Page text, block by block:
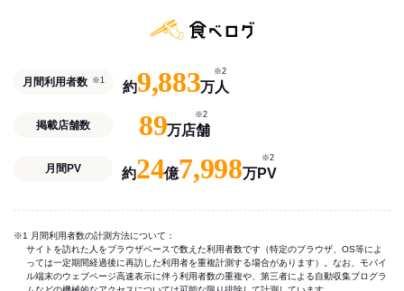
月間利用者数 ※1 約9,883万人
※2
掲載店舗数 89万店舗
※2
月間PV 約24億7,998万PV
※2
※1 月間利用者数の計測方法について：
サイトを訪れた人をブラウザベースで数えた利用者数です（特定のブラウザ、OS等によ
っては一定期間経過後に再訪した利用者を重複計測する場合があります）。なお、モバイ
ル端末のウェブページ高速表示に伴う利用者数の重複や、第三者による自動収集プログラ